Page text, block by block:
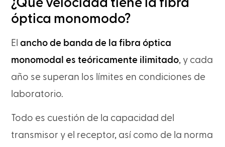
óptica monomodo?
Elancho de banda de la fibra óptica
monomodal es teóricamente ilimitado, y cada
año se superan los límites en condiciones de
laboratorio.
Todo es cuestión de la capacidad del
transmisor y el receptor, así como de la norma